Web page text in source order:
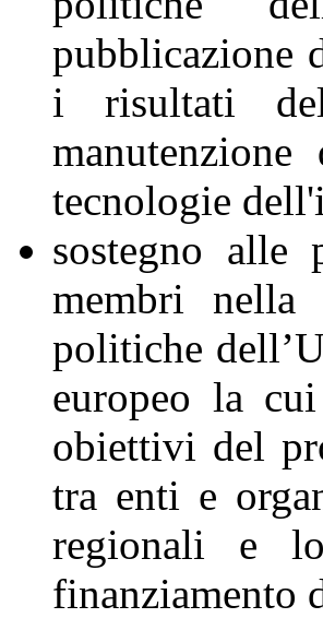
pubblicazione
i risultati del
tecnologie
sostegno
membri nella
politiche
europeo la
obiettivi del
tra enti e
regionali e
finanziamento